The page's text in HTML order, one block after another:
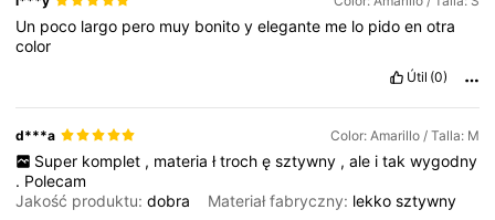
4,74 368K Seguidores
368K Seguidores
Un poco largo pero muy bonitoyelegante me lo pidoenotra
color
Útil (0)
d***a Color: Amarillo / Talla: M
Super komplet , materia łtroch ę sztywny , ale i tak wygodny
. Polecam
Jakość produktu:dobra Materiał fabryczny: lekkosztywny